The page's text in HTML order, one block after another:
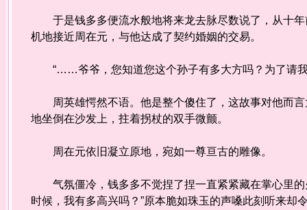
于是钱多多便流水般地将来龙去脉尽数说了，从十年
机地接近周在元，与他达成了契约婚姻的交易。
“……爷爷，您知道您这个孙子有多大方吗？为了请我
周英雄愕然不语。他是整个傻住了，这故事对他而言
地坐倒在沙发上，拄着拐杖的双手微颤。
周在元依旧凝立原地，宛如一尊亘古的雕像。
气氛僵冷，钱多多不觉捏了捏一直紧紧藏在掌心里的
时候，我有多高兴吗？”原本脆如珠玉的声嗓此刻听来却